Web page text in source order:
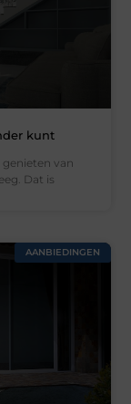
kunt
van
Dat is
AANBIEDINGEN